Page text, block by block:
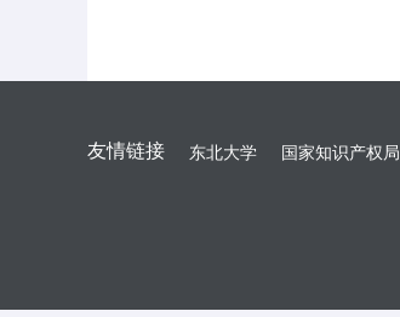
友情链接 东北大学 国家知识产权局